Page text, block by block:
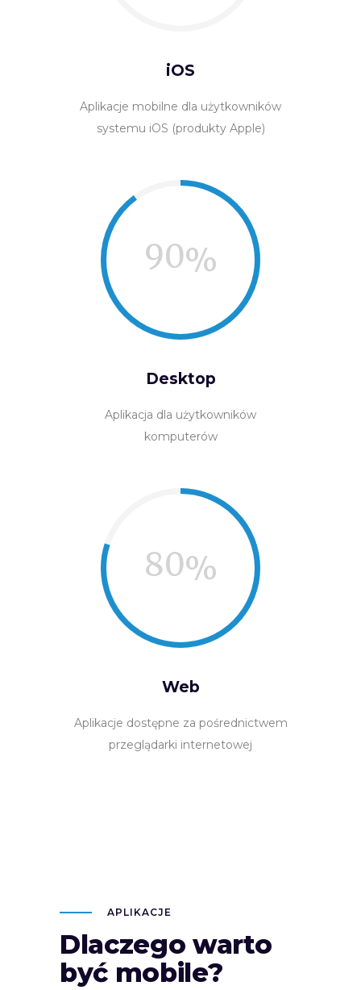
iOS
Aplikacje mobilne dla użytkowników
systemu iOS (produkty Apple)
90
Desktop
Aplikacja dla użytkowników
komputerów
80
Web
Aplikacje dostępne za pośrednictwem
przeglądarki internetowej
APLIKACJE
Dlaczego warto
być mobile?